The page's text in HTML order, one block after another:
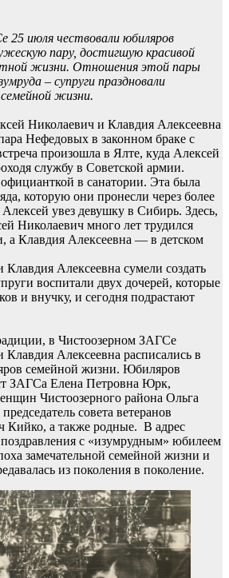
25 июля чествовали юбиляров
пару, достигшую красивой
жизни. Отношения этой пары
– супруги праздновали
жизни.
Николаевич и Клавдия Алексеевна
Нефедовых в законном браке с
произошла в Ялте, куда Алексей
службу в Советской армии.
в санатории. Эта была
которую они пронесли через более
увез девушку в Сибирь. Здесь,
Николаевич много лет трудился
а Клавдия Алексеевна — в детском
Алексеевна сумели создать
воспитали двух дочерей, которые
и внучку, и сегодня подрастают
в Чистоозерном ЗАГСе
Алексеевна расписались в
семейной жизни. Юбиляров
ЗАГСа Елена Петровна Юрк,
Чистоозерного района Ольга
совета ветеранов
Кийко, а также родные. В адрес
с «изумрудным» юбилеем
замечательной семейной жизни и
из поколения в поколение.